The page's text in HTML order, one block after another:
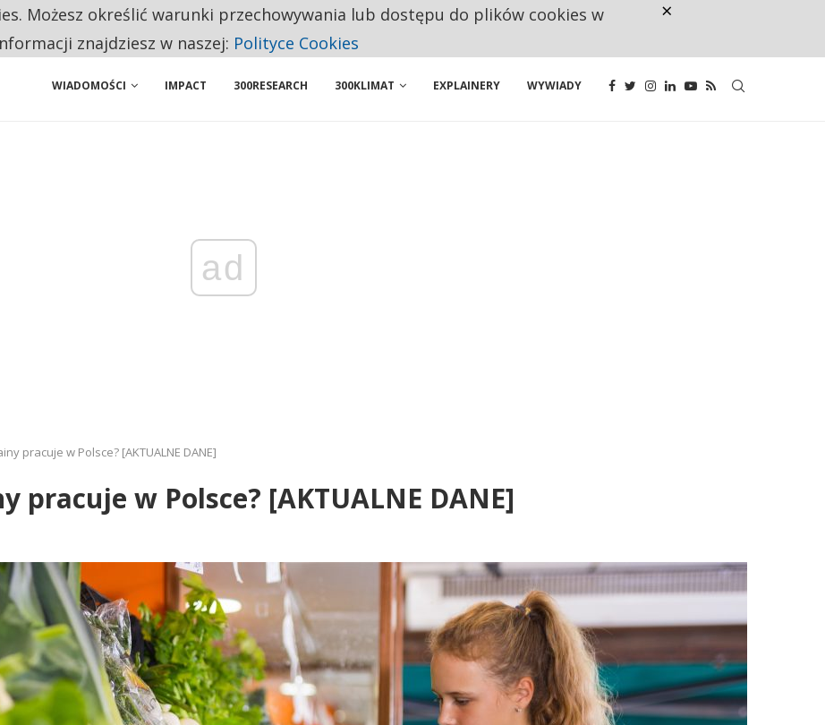
WIELU KANDYDATÓW NIE ROZPOCZYNA PRACY
WIADOMOŚCI IMPACT 300RESEARCH 300KLIMAT EXPLAINERY WYWIADY
ad
pracuje w Polsce? [AKTUALNE DANE]
pracuje w Polsce? [AKTUALNE DANE]
Możesz określić warunki przechowywania lub dostępu do plików cookies w
znajdziesz w naszej: Polityce Cookies
×